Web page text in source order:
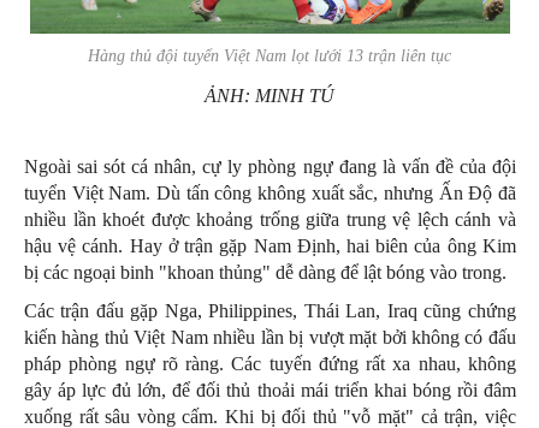
Hàng thủ đội tuyển Việt Nam lọt lưới 13 trận liên tục
ẢNH: MINH TÚ
Ngoài sai sót cá nhân, cự ly phòng ngự đang là vấn đề của đội
tuyển Việt Nam. Dù tấn công không xuất sắc, nhưng Ấn Độ đã
nhiều lần khoét được khoảng trống giữa trung vệ lệch cánh và
hậu vệ cánh. Hay ở trận gặp Nam Định, hai biên của ông Kim
bị các ngoại binh "khoan thủng" dễ dàng để lật bóng vào trong.
Các trận đấu gặp Nga, Philippines, Thái Lan, Iraq cũng chứng
kiến hàng thủ Việt Nam nhiều lần bị vượt mặt bởi không có đấu
pháp phòng ngự rõ ràng. Các tuyến đứng rất xa nhau, không
gây áp lực đủ lớn, để đối thủ thoải mái triển khai bóng rồi đâm
xuống rất sâu vòng cấm. Khi bị đối thủ "vỗ mặt" cả trận, việc